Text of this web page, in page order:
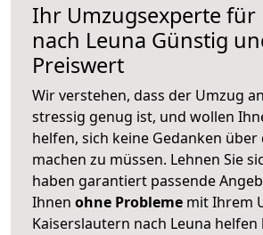
Ihr Umzugsexperte für
nach Leuna Günstig
Preiswert
Wir verstehen, dass der Umzug
stressig genug ist, und wollen
helfen, sich keine Gedanken über
machen zu müssen. Lehnen Sie
haben garantiert passende
Ihnen ohne Probleme mit Ihrem
Kaiserslautern nach Leuna helfen